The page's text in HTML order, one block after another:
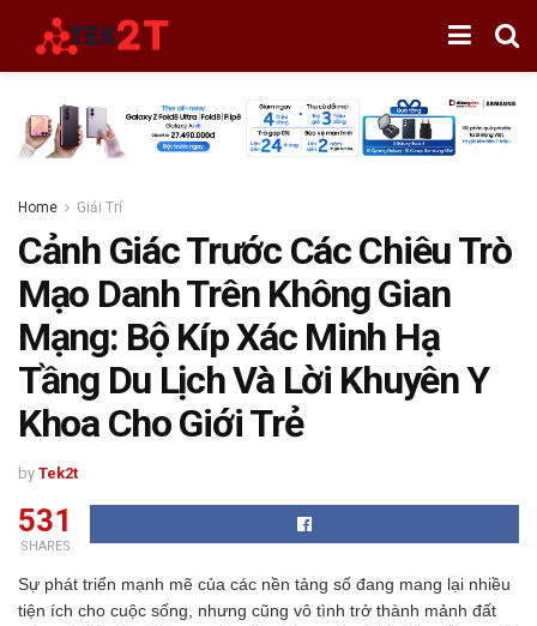
Home Giải Trí
Cảnh Giác Trước Các Chiêu Trò
Mạo Danh Trên Không Gian
Mạng: Bộ Kíp Xác Minh Hạ
Tầng Du Lịch Và Lời Khuyên Y
Khoa Cho Giới Trẻ
by Tek2t
531
SHARES
Sự phát triển mạnh mẽ của các nền tảng số đang mang lại nhiều
tiện ích cho cuộc sống, nhưng cũng vô tình trở thành mảnh đất